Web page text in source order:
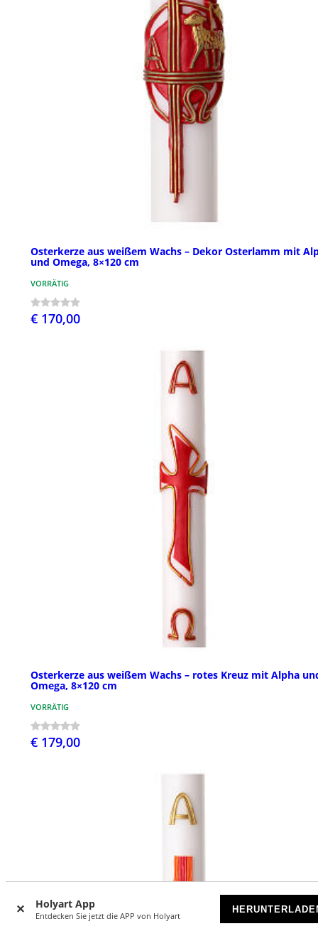
Holyart App
Entdecken Sie jetzt die APP von Holyart
Osterkerze aus weißem Wachs – Dekor Osterlamm mit
und Omega, 8×120 cm
VORRÄTIG
€ 170,00
Osterkerze aus weißem Wachs – rotes Kreuz mit Alpha
Omega, 8×120 cm
VORRÄTIG
€ 179,00